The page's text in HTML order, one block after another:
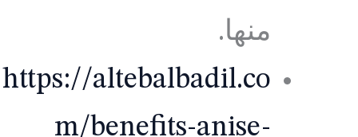
منها.
https://altebalbadil.co
m/benefits-anise-